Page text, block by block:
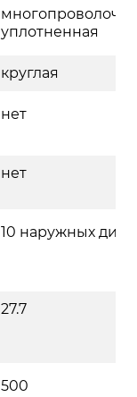
уплотненная
круглая
нет
нет
10 наружных
27.7
500